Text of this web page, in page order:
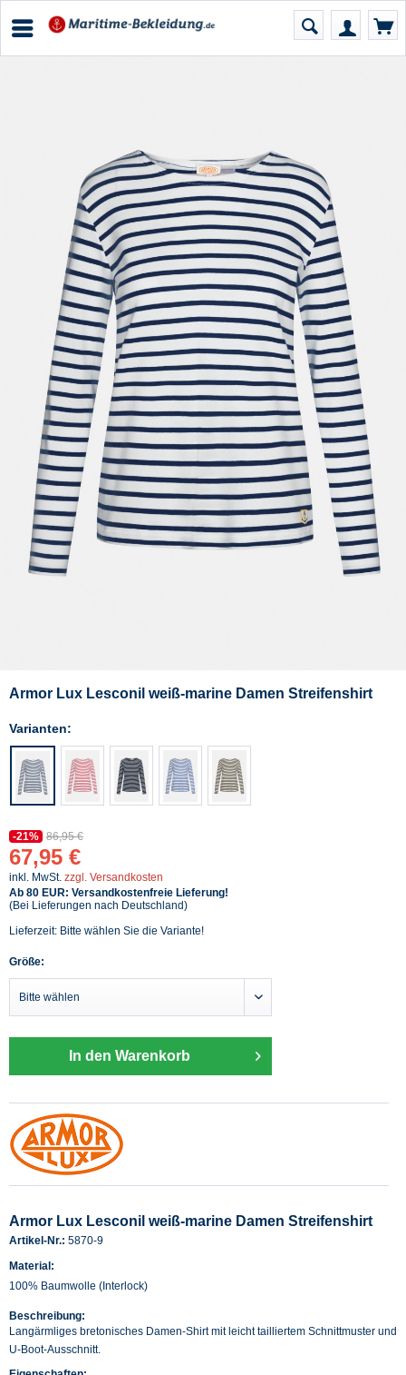
Armor Lux Lesconil weiß-marine Damen Streifenshirt
Varianten:
-21% 86,95 €
67,95 €
inkl. MwSt. zzgl. Versandkosten
Ab 80 EUR: Versandkostenfreie Lieferung!
(Bei Lieferungen nach Deutschland)
Lieferzeit: Bitte wählen Sie die Variante!
Größe:
In den Warenkorb
Armor Lux Lesconil weiß-marine Damen Streifenshirt
Artikel-Nr.: 5870-9
Material:
100% Baumwolle (Interlock)
Beschreibung:
Langärmliges bretonisches Damen-Shirt mit leicht tailliertem Schnittmuster und
U-Boot-Ausschnitt.